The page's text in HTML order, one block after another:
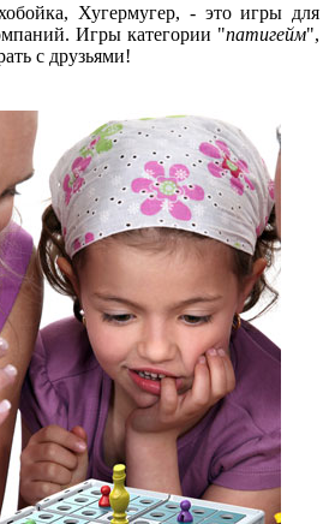
Хугермугер, - это игры для
Игры категории "патигейм",
с друзьями!